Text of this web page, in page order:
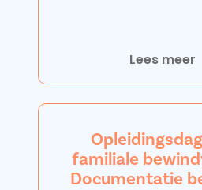
Lees meer
familiale
Documentatie